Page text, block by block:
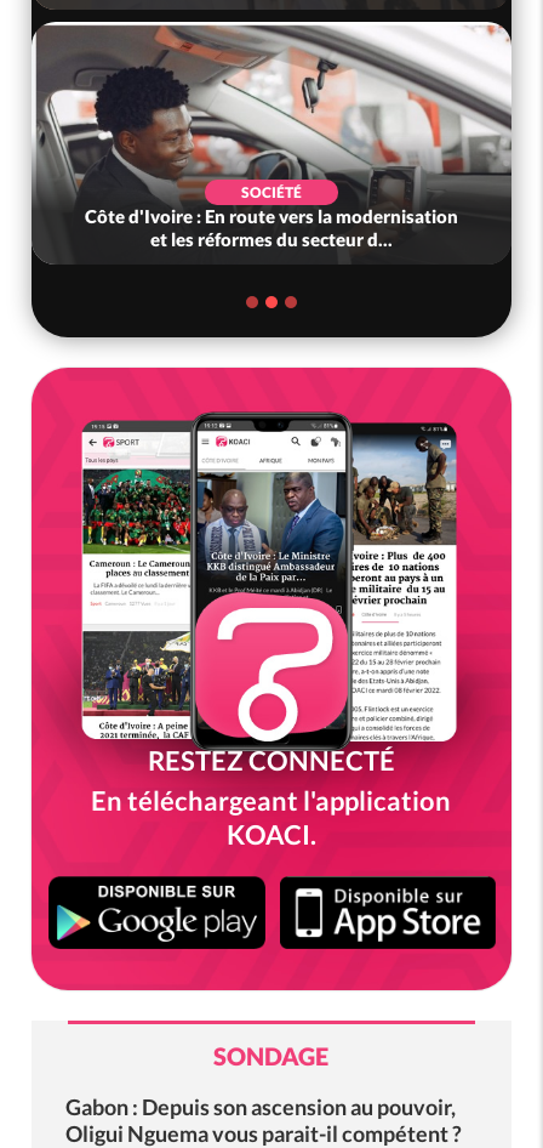
SOCIÉTÉ
Côte d'Ivoire : En route vers la modernisation
et les réformes du secteur d...
RESTEZ CONNECTÉ
En téléchargeant l'application
KOACI.
SONDAGE
Gabon : Depuis son ascension au pouvoir,
Oligui Nguema vous parait-il compétent ?